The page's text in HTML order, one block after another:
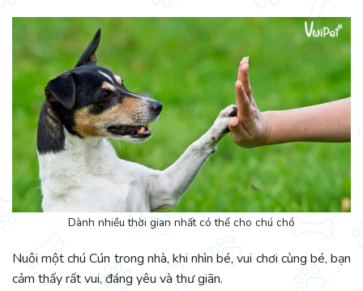
Dành nhiều thời gian nhất có thể cho chú chó
Nuôi một chú Cún trong nhà, khi nhìn bé, vui chơi cùng bé, bạn
cảm thấy rất vui, đáng yêu và thư giãn.